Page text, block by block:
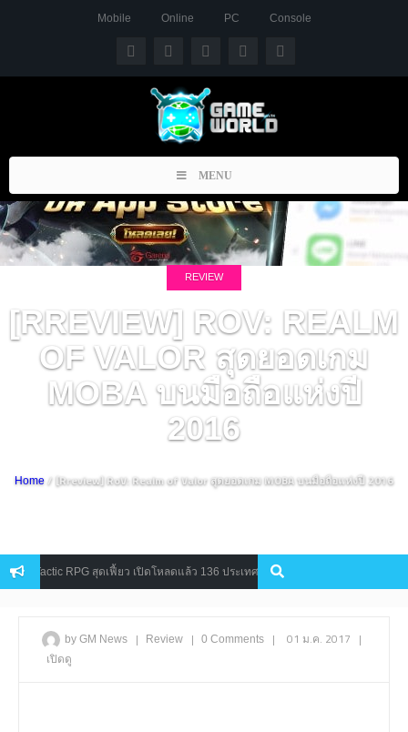
Mobile Online PC Console
Toggle
navigation
MENU
REVIEW
[RREVIEW] ROV: REALM
OF VALOR สุดยอดเกม
MOBA บนมือถือแห่งปี
2016
Home / [Rreview] RoV: Realm of Valor สุดยอดเกม MOBA บนมือถือแห่งปี 2016
Tactic RPG สุดเฟี้ยว เปิดโหลดแล้ว 136 ประเทศมีไทย
by GM News | Review | 0 Comments | 01 ม.ค. 2017 |
เปิดดู